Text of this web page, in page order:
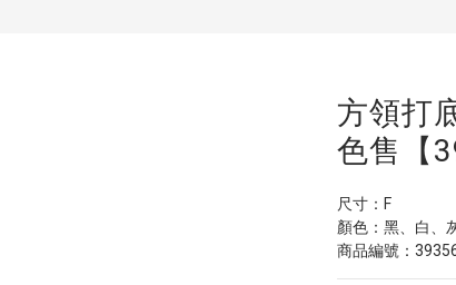
方領打
色售【
尺寸：F
顏色：黑、白、
商品編號：